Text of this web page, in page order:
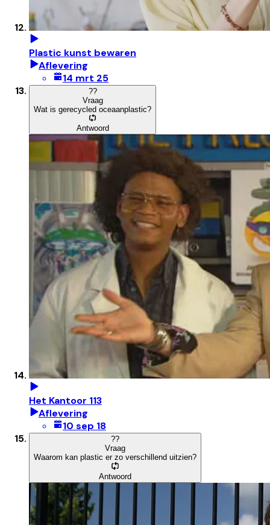
Plastic kunst bewaren
Aflevering
14 mrt 25
??
Vraag
Wat is gerecycled oceaanplastic?
Antwoord
Het Kantoor 113
Aflevering
10 sep 18
??
Vraag
Waarom kan plastic er zo verschillend uitzien?
Antwoord